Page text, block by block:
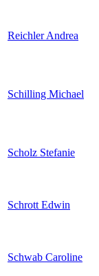
Reichler Andrea
Schilling Michael
Scholz Stefanie
Schrott Edwin
Schwab Caroline